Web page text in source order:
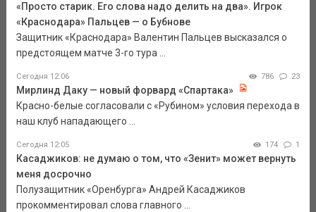
«Просто старик. Его слова надо делить на два». Игрок
«Краснодара» Пальцев — о Бубнове
Защитник «Краснодара» Валентин Пальцев высказался о
предстоящем матче 3-го тура ...
Сегодня 12:06 786 23
Мирлинд Даку — новый форвард «Спартака»
Красно-белые согласовали с «Рубином» условия перехода в
наш клуб нападающего ...
Сегодня 12:05 174 1
Касаджиков: не думаю о том, что «Зенит» может вернуть
меня досрочно
Полузащитник «Оренбурга» Андрей Касаджиков
прокомментировал слова главного ...